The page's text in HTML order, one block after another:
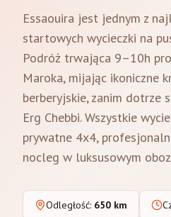
Essaouira jest jednym z
startowych wycieczki na
Podróż trwająca 9–10h
Maroka, mijając ikoniczne
berberyjskie, zanim dotrze
Erg Chebbi. Wszystkie
prywatne 4x4,
nocleg w luksusowym
Odległość: 650 km